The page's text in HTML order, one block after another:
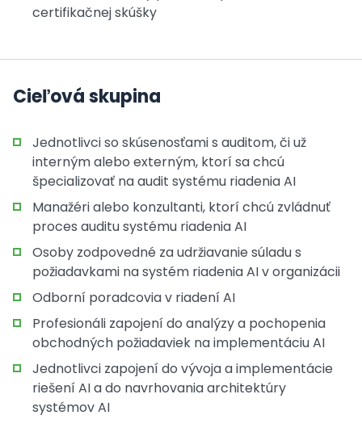
certifikačnej skúšky
Cieľová skupina
Jednotlivci so skúsenosťami s auditom, či už
interným alebo externým, ktorí sa chcú
špecializovať na audit systému riadenia AI
Manažéri alebo konzultanti, ktorí chcú zvládnuť
proces auditu systému riadenia AI
Osoby zodpovedné za udržiavanie súladu s
požiadavkami na systém riadenia AI v organizácii
Odborní poradcovia v riadení AI
Profesionáli zapojení do analýzy a pochopenia
obchodných požiadaviek na implementáciu AI
Jednotlivci zapojení do vývoja a implementácie
riešení AI a do navrhovania architektúry
systémov AI